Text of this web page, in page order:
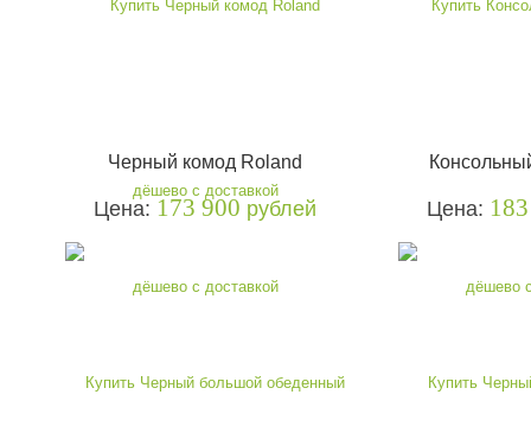
Черный комод Roland
Цена: 173 900 рублей Цена: